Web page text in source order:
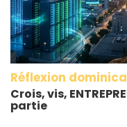
Réflexion
Crois, vis,
partie